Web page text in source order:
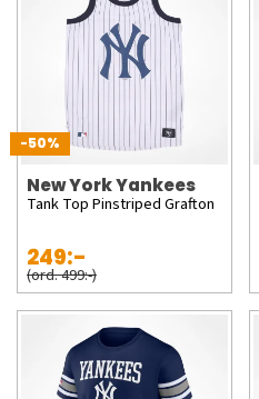
-50%
New York Yankees
Tank Top Pinstriped Grafton
249:-
(ord. 499:-)